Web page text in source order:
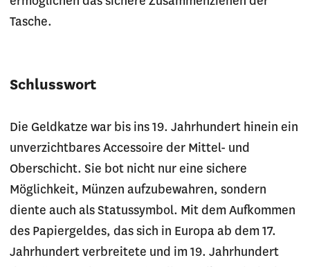
Tasche.
Schlusswort
Die Geldkatze war bis ins 19. Jahrhundert hinein ein
unverzichtbares Accessoire der Mittel- und
Oberschicht. Sie bot nicht nur eine sichere
Möglichkeit, Münzen aufzubewahren, sondern
diente auch als Statussymbol. Mit dem Aufkommen
des Papiergeldes, das sich in Europa ab dem 17.
Jahrhundert verbreitete und im 19. Jahrhundert